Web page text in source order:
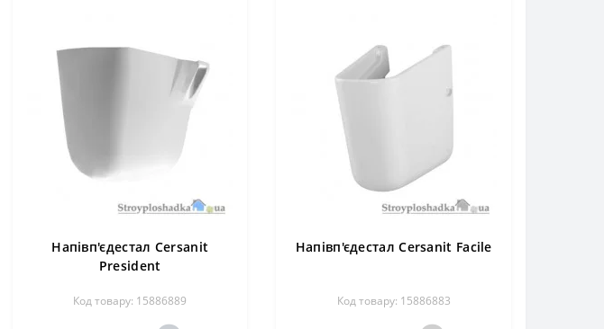
Напівп'єдестал Cersanit
President
Код товару: 15886889
Напівп'єдестал Cersanit Facile
Код товару: 15886883